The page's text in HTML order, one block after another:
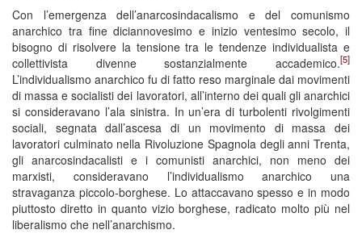
Con l’emergenza dell’anarcosindacalismo e del comunismo
anarchico tra fine diciannovesimo e inizio ventesimo secolo, il
bisogno di risolvere la tensione tra le tendenze individualista e
collettivista divenne sostanzialmente accademico.[5]
L’individualismo anarchico fu di fatto reso marginale dai movimenti
di massa e socialisti dei lavoratori, all’interno dei quali gli anarchici
si consideravano l’ala sinistra. In un’era di turbolenti rivolgimenti
sociali, segnata dall’ascesa di un movimento di massa dei
lavoratori culminato nella Rivoluzione Spagnola degli anni Trenta,
gli anarcosindacalisti e i comunisti anarchici, non meno dei
marxisti, consideravano l’individualismo anarchico una
stravaganza piccolo-borghese. Lo attaccavano spesso e in modo
piuttosto diretto in quanto vizio borghese, radicato molto più nel
liberalismo che nell’anarchismo.